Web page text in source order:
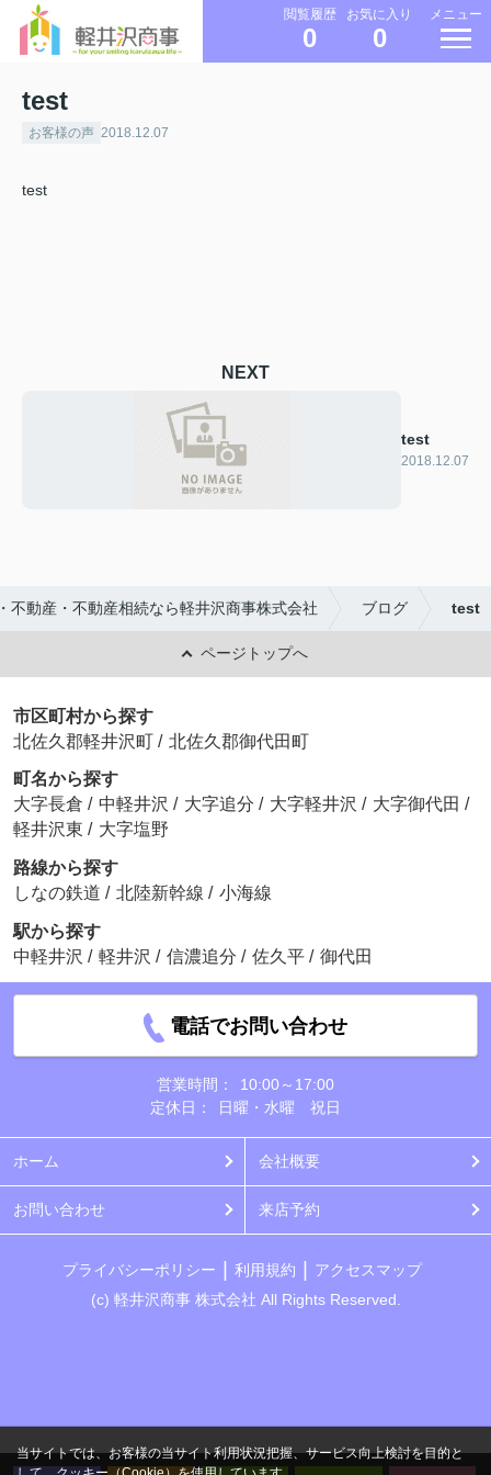
閲覧履歴
0
お気に入り
0
メニュー
test
お客様の声 2018.12.07
test
NEXT
test
2018.12.07
不動産・不動産相続なら軽井沢商事株式会社 ブログ test
ページトップへ
市区町村から探す
北佐久郡軽井沢町 / 北佐久郡御代田町
町名から探す
大字長倉 / 中軽井沢 / 大字追分 / 大字軽井沢 / 大字御代田 /
軽井沢東 / 大字塩野
路線から探す
しなの鉄道 / 北陸新幹線 / 小海線
駅から探す
中軽井沢 / 軽井沢 / 信濃追分 / 佐久平 / 御代田
電話でお問い合わせ
営業時間：
10:00～17:00
定休日：
日曜・水曜 祝日
ホーム 会社概要
お問い合わせ 来店予約
プライバシーポリシー 利用規約
アクセスマップ
(c) 軽井沢商事 株式会社 All Rights Reserved.
当サイトでは、お客様の当サイト利用状況把握、サービス向上検討を目的と